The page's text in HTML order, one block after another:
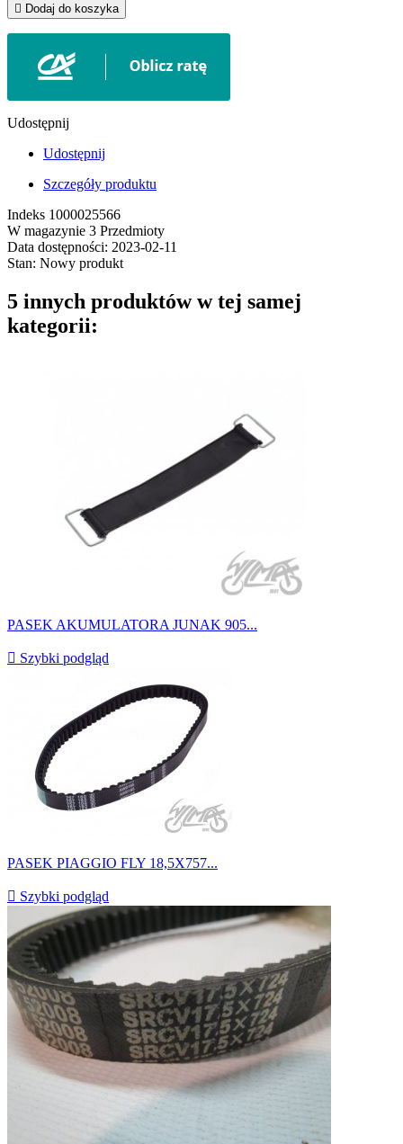
 Dodaj do koszyka
Udostępnij
Udostępnij
Szczegóły produktu
Indeks 1000025566
W magazynie 3 Przedmioty
Data dostępności: 2023-02-11
Stan: Nowy produkt
5 innych produktów w tej samej
kategorii:
PASEK AKUMULATORA JUNAK 905...
 Szybki podgląd
PASEK PIAGGIO FLY 18,5X757...
 Szybki podgląd